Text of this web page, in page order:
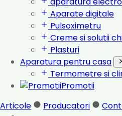
Aparate digitale
Pulsoximetru
Creme si solutii
Plasturi
Aparatura pentru casa
Termometre si
Promotii
Articole
Producatori